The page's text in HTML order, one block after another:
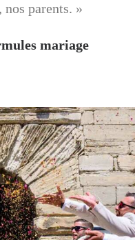
parents. »
mariage